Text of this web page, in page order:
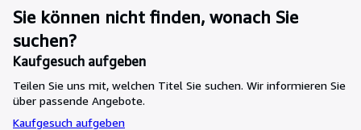
Sie können nicht finden, wonach Sie
suchen?
Kaufgesuch aufgeben
Teilen Sie uns mit, welchen Titel Sie suchen. Wir informieren Sie
über passende Angebote.
Kaufgesuch aufgeben